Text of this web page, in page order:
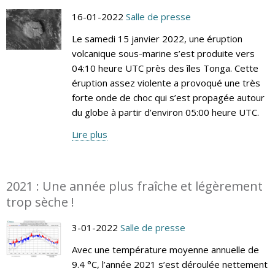
16-01-2022 Salle de presse
Le samedi 15 janvier 2022, une éruption
volcanique sous-marine s’est produite vers
04:10 heure UTC près des îles Tonga. Cette
éruption assez violente a provoqué une très
forte onde de choc qui s’est propagée autour
du globe à partir d’environ 05:00 heure UTC.
Lire plus
2021 : Une année plus fraîche et légèrement
trop sèche !
3-01-2022 Salle de presse
Avec une température moyenne annuelle de
9.4 °C, l’année 2021 s’est déroulée nettement